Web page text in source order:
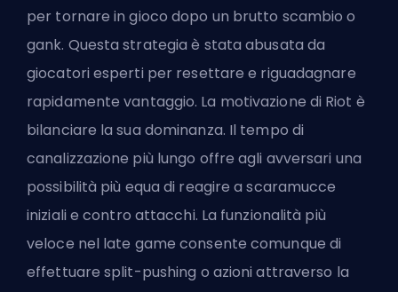
per tornare in gioco dopo un brutto scambio o
gank. Questa strategia è stata abusata da
giocatori esperti per resettare e riguadagnare
rapidamente vantaggio. La motivazione di Riot è
bilanciare la sua dominanza. Il tempo di
canalizzazione più lungo offre agli avversari una
possibilità più equa di reagire a scaramucce
iniziali e contro attacchi. La funzionalità più
veloce nel late game consente comunque di
effettuare split-pushing o azioni attraverso la